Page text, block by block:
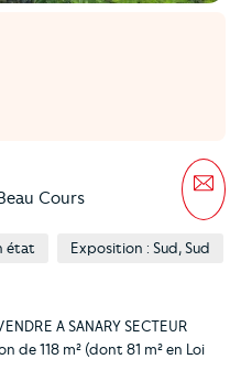
Cours
état Exposition : Sud, Sud
A SANARY SECTEUR
de 118 m² (dont 81 m² en Loi